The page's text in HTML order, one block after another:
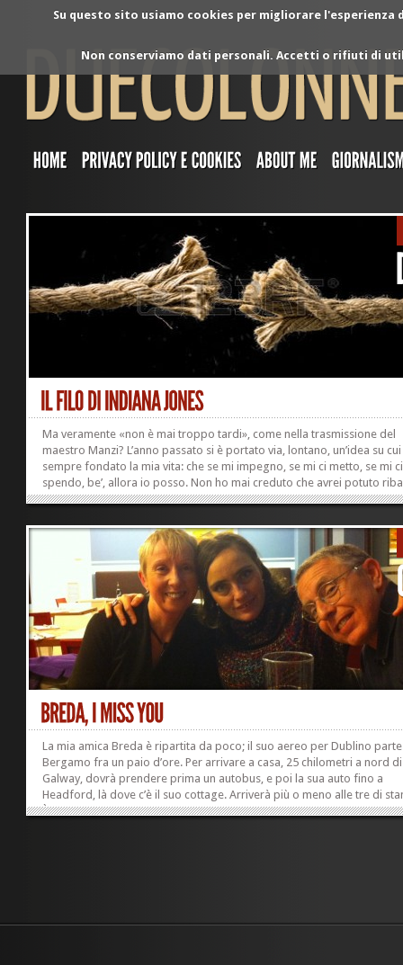
Su questo sito usiamo cookies per migliorare
Non conserviamo dati personali. Accetti o rifiuti di
Ma veramente «non è mai troppo tardi», come nella trasmissione del
maestro Manzi? L’anno passato si è portato via, lontano, un’idea su
sempre fondato la mia vita: che se mi impegno, se mi ci metto, se mi ci
spendo, be’, allora io posso. Non ho mai creduto che avrei potuto
mondo. Però pensavo che sulle cose mie avevo facoltà di intervento.
essere stata la regina dell’ipocondria. Sono stata a lungo una delle
reddito più continuative per un bel numero di medici specialisti della
zona, e uno dei...
La mia amica Breda è ripartita da poco; il suo aereo per Dublino
Bergamo fra un paio d’ore. Per arrivare a casa, 25 chilometri a nord di
Galway, dovrà prendere prima un autobus, e poi la sua auto fino a
Headford, là dove c’è il suo cottage. Arriverà più o meno alle tre di
È stata qui qualche giorno. Abbiamo passeggiato, chiacchierato,